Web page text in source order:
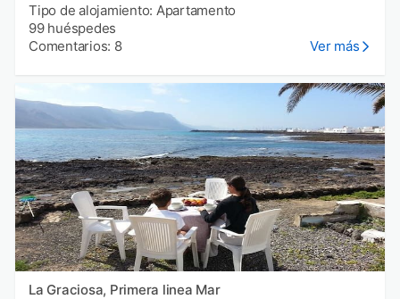
Tipo de alojamiento: Apartamento
99 huéspedes
Comentarios: 8
Ver más
La Graciosa, Primera linea Mar